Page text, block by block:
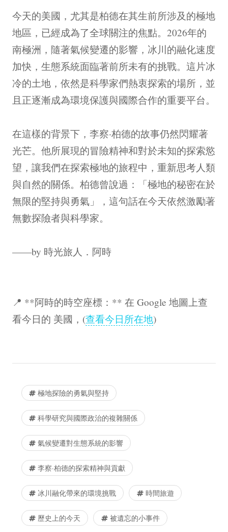
今天的美國，尤其是柏德在其生前所涉及的極地
地區，已經成為了全球關注的焦點。2026年的
南極洲，隨著氣候變遷的影響，冰川的融化速度
加快，生態系統面臨著前所未有的挑戰。這片冰
冷的土地，依然是科學家們熱衷探索的場所，並
且正逐漸成為環境保護與國際合作的重要平台。
在這樣的背景下，李察·柏德的故事仍然閃耀著
光芒。他所展現的冒險精神和對於未知的探索慾
望，讓我們在探索極地的旅程中，重新思考人類
與自然的關係。柏德曾說過：「極地的秘密在於
無限的堅持與勇氣」，這句話在今天依然激勵著
無數探險者與科學家。
——by 時光旅人．阿時
📍 **阿時的時空座標：** 在 Google 地圖上查
看今日的 美國，(查看今日所在地)
極地探險的勇氣與堅持
科學研究與國際政治的複雜關係
氣候變遷對生態系統的影響
李察·柏德的探索精神與貢獻
冰川融化帶來的環境挑戰 時間旅遊
歷史上的今天 被遺忘的小事件